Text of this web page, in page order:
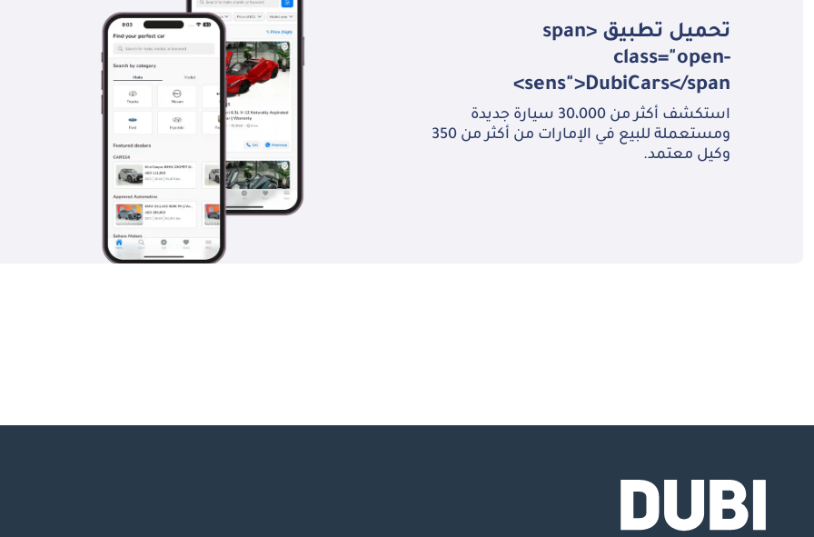
تحميل تطبيق <span
class="open-
sens">DubiCars</span>
استكشف أكثر من 30،000 سيارة جديدة
ومستعملة للبيع في الإمارات من أكثر من 350
وكيل معتمد.